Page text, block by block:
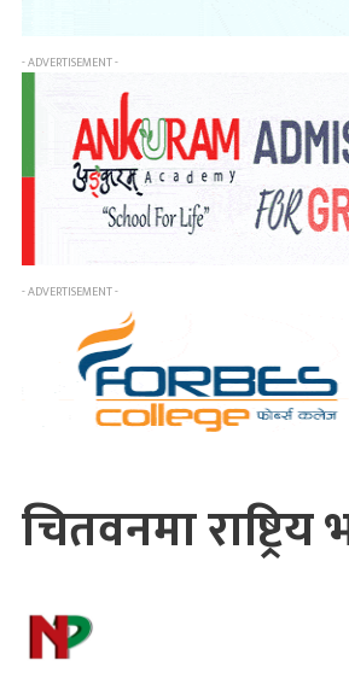
- ADVERTISEMENT -
- ADVERTISEMENT -
चितवनमा